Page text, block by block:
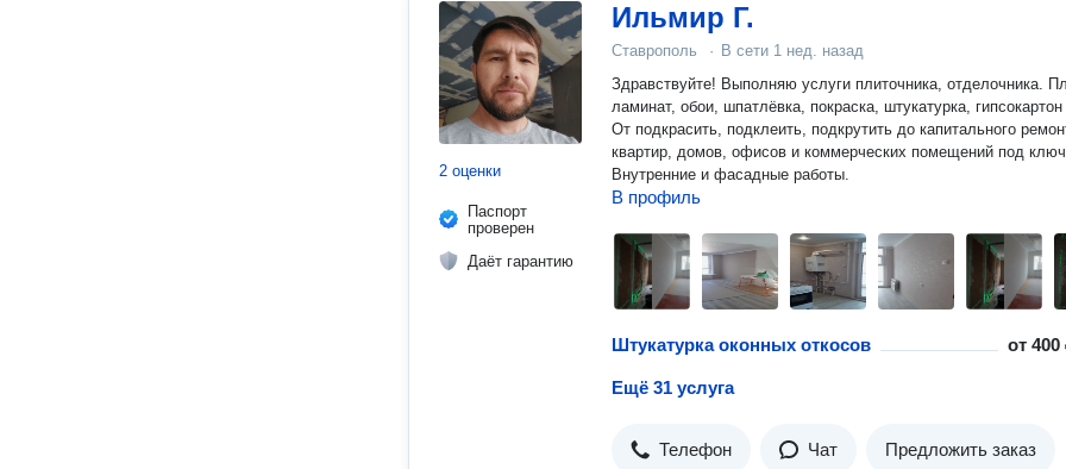
2 оценки
Паспорт
проверен
Даёт гарантию
Ильмир Г.
Ставрополь · В сети 1 нед. назад
Здравствуйте! Выполняю услуги плиточника, отделочника.
ламинат, обои, шпатлёвка, покраска, штукатурка, гипсокартон
От подкрасить, подклеить, подкрутить до капитального
квартир, домов, офисов и коммерческих помещений под
Внутренние и фасадные работы.
В профиль
Штукатурка оконных откосов от400
Ещё 31 услуга
Телефон Чат Предложить заказ